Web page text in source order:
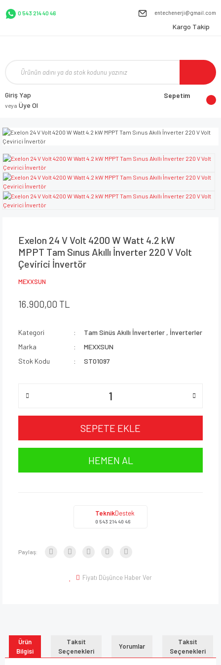
0 543 214 40 46 entechenerji@gmail.com
Kargo Takip
Giriş Yap
veya Üye Ol
Sepetim
Exelon 24 V Volt 4200 W Watt 4.2 kW
MPPT Tam Sınus Akıllı İnverter 220 V Volt
Çevirici İnvertör
MEXXSUN
16.900,00 TL
Kategori Tam Sinüs Akıllı İnverterler , İnverterler
Marka
MEXXSUN
Stok Kodu
ST01097
SEPETE EKLE
HEMEN AL
TeknikDestek
0 543 214 40 46
Paylaş:
Fiyatı Düşünce Haber Ver
Ürün
Bilgisi
Taksit
Seçenekleri
Yorumlar
Taksit
Seçenekleri